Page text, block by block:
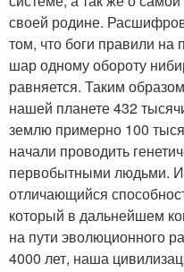
своей родине.
том, что боги правили
шар одному обороту
равняется. Таким
нашей планете 432
землю примерно 100
начали проводить
первобытными людьми.
отличающийся
который в дальнейшем
на пути эволюционного
4000 лет, наша